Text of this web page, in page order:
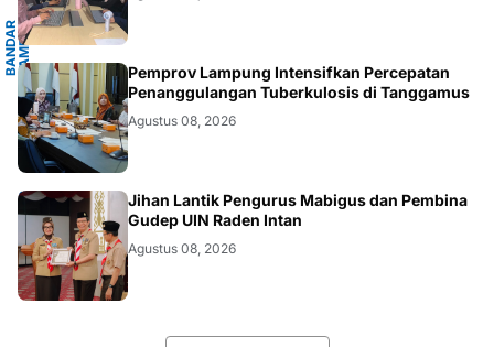
B
A
N
D
A
R
L
A
M
P
U
N
G
.
L
A
M
P
U
N
.LAMPUNG
Pemprov Lampung Intensifkan Percepatan
Penanggulangan Tuberkulosis di Tanggamus
Agustus 08, 2026
.LAMPUNG
Jihan Lantik Pengurus Mabigus dan Pembina
Gudep UIN Raden Intan
Agustus 08, 2026